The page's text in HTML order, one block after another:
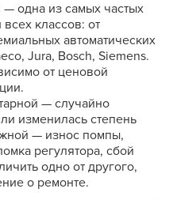
одна из самых частых
классов: от
автоматических
Jura, Bosch, Siemens.
от ценовой
— случайно
изменилась степень
— износ помпы,
регулятора, сбой
одно от другого,
о ремонте.